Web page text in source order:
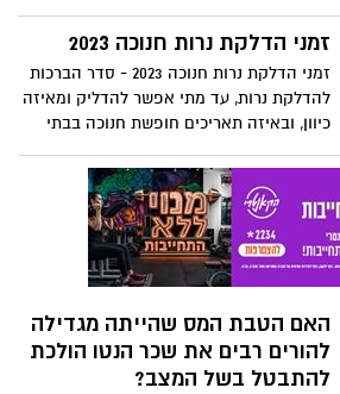
ארגון הטרור חמאס ברצועת עזה - את עבד
אלעזיז רנתיס שהיה אחראי על כלל התצפיות
של ה-7.10 ואת אחמד עיוש, פעיל במערך
התצפיות בגדוד ‘קרארה׳
זמני הדלקת נרות חנוכה 2023
זמני הדלקת נרות חנוכה 2023 - סדר הברכות
להדלקת נרות, עד מתי אפשר להדליק ומאיזה
כיוון, ובאיזה תאריכים חופשת חנוכה בבתי
האם הטבת המס שהייתה מגדילה
להורים רבים את שכר הנטו הולכת
להתבטל בשל המצב?